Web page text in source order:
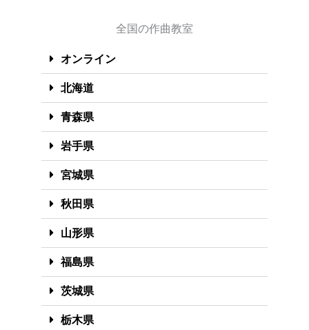
全国の作曲教室
オンライン
北海道
青森県
岩手県
宮城県
秋田県
山形県
福島県
茨城県
栃木県